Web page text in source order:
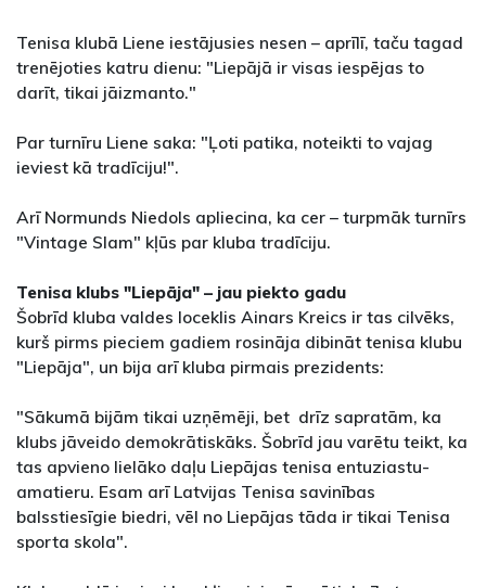
Tenisa klubā Liene iestājusies nesen – aprīlī, taču tagad
trenējoties katru dienu: "Liepājā ir visas iespējas to
darīt, tikai jāizmanto."
Par turnīru Liene saka: "Ļoti patika, noteikti to vajag
ieviest kā tradīciju!".
Arī Normunds Niedols apliecina, ka cer – turpmāk turnīrs
"Vintage Slam" kļūs par kluba tradīciju.
Tenisa klubs "Liepāja" – jau piekto gadu
Šobrīd kluba valdes loceklis Ainars Kreics ir tas cilvēks,
kurš pirms pieciem gadiem rosināja dibināt tenisa klubu
"Liepāja", un bija arī kluba pirmais prezidents:
"Sākumā bijām tikai uzņēmēji, bet drīz sapratām, ka
klubs jāveido demokrātiskāks. Šobrīd jau varētu teikt, ka
tas apvieno lielāko daļu Liepājas tenisa entuziastu-
amatieru. Esam arī Latvijas Tenisa savinības
balsstiesīgie biedri, vēl no Liepājas tāda ir tikai Tenisa
sporta skola".